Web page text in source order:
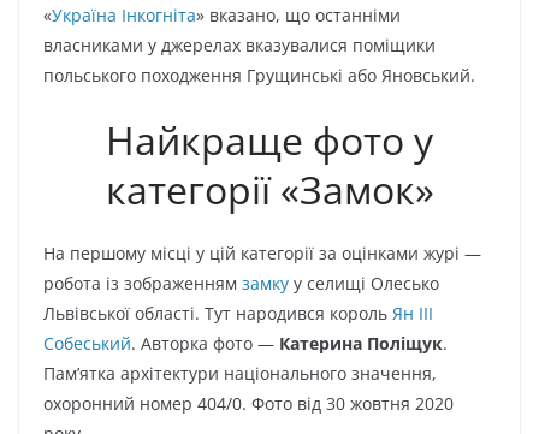
«Україна Інкогніта» вказано, що останніми
власниками у джерелах вказувалися поміщики
польського походження Грущинські або Яновський.
Найкраще фото у
категорії «Замок»
На першому місці у цій категорії за оцінками журі —
робота із зображенням замку у селищі Олесько
Львівської області. Тут народився король Ян ІІІ
Собеський. Авторка фото — Катерина Поліщук.
Пам’ятка архітектури національного значення,
охоронний номер 404/0. Фото від 30 жовтня 2020